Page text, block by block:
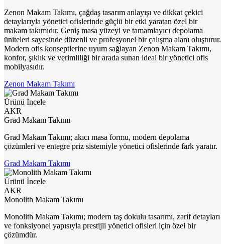
Zenon Makam Takımı, çağdaş tasarım anlayışı ve dikkat çekici
detaylarıyla yönetici ofislerinde güçlü bir etki yaratan özel bir
makam takımıdır. Geniş masa yüzeyi ve tamamlayıcı depolama
üniteleri sayesinde düzenli ve profesyonel bir çalışma alanı oluşturur.
Modern ofis konseptlerine uyum sağlayan Zenon Makam Takımı,
konfor, şıklık ve verimliliği bir arada sunan ideal bir yönetici ofis
mobilyasıdır.
Zenon Makam Takımı
Ürünü İncele
AKR
Grad Makam Takımı
Grad Makam Takımı; akıcı masa formu, modern depolama
çözümleri ve entegre priz sistemiyle yönetici ofislerinde fark yaratır.
Grad Makam Takımı
Ürünü İncele
AKR
Monolith Makam Takımı
Monolith Makam Takımı; modern taş dokulu tasarımı, zarif detayları
ve fonksiyonel yapısıyla prestijli yönetici ofisleri için özel bir
çözümdür.